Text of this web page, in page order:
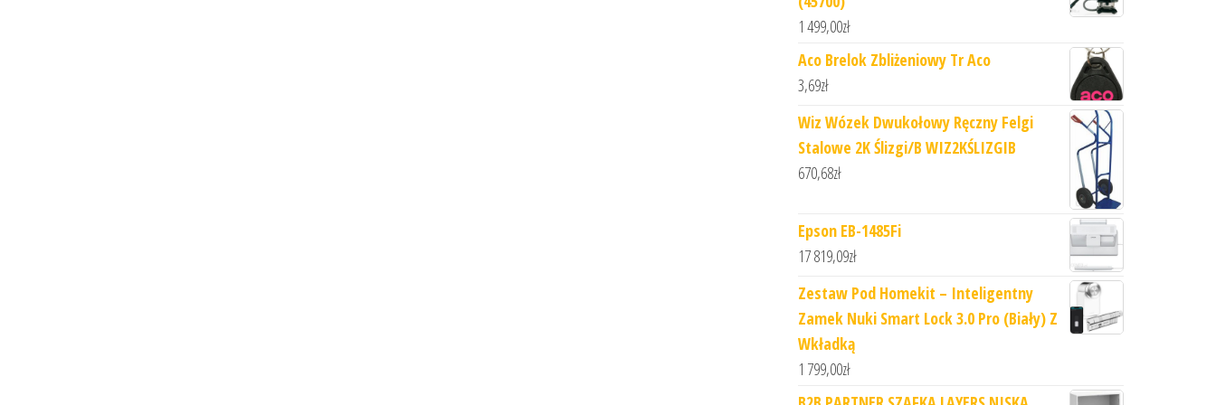
1 499,00zł
Aco Brelok Zbliżeniowy Tr Aco
3,69zł
Wiz Wózek Dwukołowy Ręczny Felgi
Stalowe 2K Ślizgi/B WIZ2KŚLIZGIB
670,68zł
Epson EB-1485Fi
17 819,09zł
Zestaw Pod Homekit – Inteligentny
Zamek Nuki Smart Lock 3.0 Pro (Biały) Z
Wkładką
1 799,00zł